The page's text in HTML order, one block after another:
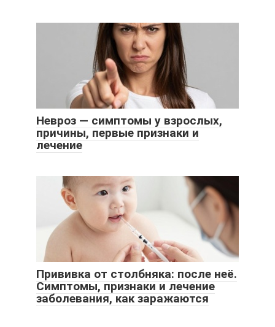
Невроз — симптомы у взрослых,
причины, первые признаки и
лечение
Прививка от столбняка: после неё.
Симптомы, признаки и лечение
заболевания, как заражаются